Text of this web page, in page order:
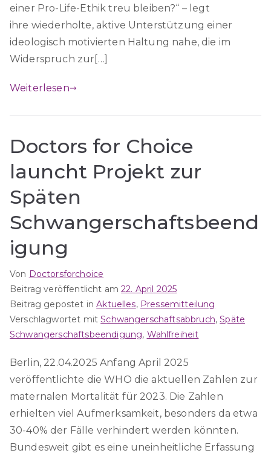
einer Pro-Life-Ethik treu bleiben?“ – legt
ihre wiederholte, aktive Unterstützung einer
ideologisch motivierten Haltung nahe, die im
Widerspruch zur[…]
Weiterlesen
Doctors for Choice
launcht Projekt zur
Späten
Schwangerschaftsbeend
igung
Von Doctorsforchoice
Beitrag veröffentlicht am22. April 2025
Beitrag gepostet inAktuelles, Pressemitteilung
Verschlagwortet mitSchwangerschaftsabbruch,Späte
Schwangerschaftsbeendigung, Wahlfreiheit
Berlin, 22.04.2025 Anfang April 2025
veröffentlichte die WHO die aktuellen Zahlen zur
maternalen Mortalität für 2023. Die Zahlen
erhielten viel Aufmerksamkeit, besonders da etwa
30-40% der Fälle verhindert werden könnten.
Bundesweit gibt es eine uneinheitliche Erfassung